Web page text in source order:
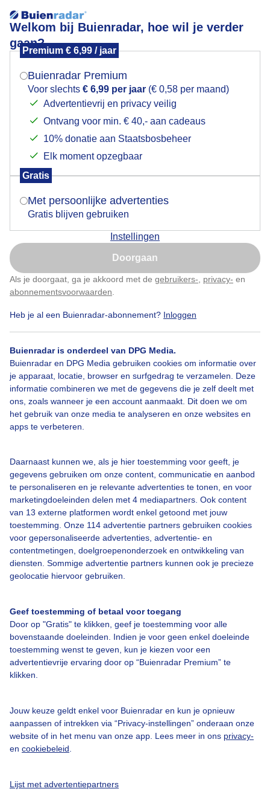
Welkom bij Buienradar, hoe wil je verder
gaan?
Premium € 6,99 / jaar
Buienradar Premium
Voor slechts € 6,99 per jaar (€ 0,58 per maand)
Advertentievrij en privacy veilig
Ontvang voor min. € 40,- aan cadeaus
10% donatie aan Staatsbosbeheer
Elk moment opzegbaar
Gratis
Met persoonlijke advertenties
Gratis blijven gebruiken
Instellingen
Doorgaan
Als je doorgaat, ga je akkoord met de gebruikers- privacy- en
abonnementsvoorwaarden
Heb je al een Buienradar-abonnement? Inloggen
Buienradar is onderdeel van DPG Media.
Buienradar en DPG Media gebruiken cookies om informatie over
je apparaat, locatie, browser en surfgedrag te verzamelen. Deze
informatie combineren we met de gegevens die je zelf deelt met
ons, zoals wanneer je een account aanmaakt. Dit doen we om
het gebruik van onze media te analyseren en onze websites en
apps te verbeteren.
Daarnaast kunnen we, als je hier toestemming voor geeft, je
gegevens gebruiken om onze content, communicatie en aanbod
te personaliseren en je relevante advertenties te tonen, en voor
marketingdoeleinden delen met 4 mediapartners. Ook content
van 13 externe platformen wordt enkel getoond met jouw
toestemming. Onze 114 advertentie partners gebruiken cookies
voor gepersonaliseerde advertenties, advertentie- en
contentmetingen, doelgroepenonderzoek en ontwikkeling van
diensten. Sommige advertentie partners kunnen ook je precieze
geolocatie hiervoor gebruiken.
Geef toestemming of betaal voor toegang
Door op "Gratis" te klikken, geef je toestemming voor alle
bovenstaande doeleinden. Indien je voor geen enkel doeleinde
toestemming wenst te geven, kun je kiezen voor een
advertentievrije ervaring door op “Buienradar Premium” te
klikken.
Jouw keuze geldt enkel voor Buienradar en kun je opnieuw
aanpassen of intrekken via “Privacy-instellingen” onderaan onze
website of in het menu van onze app. Lees meer in ons privacy-
en cookiebeleid
Lijst met advertentiepartners
aan zee,is het windje soms best wat fris..maar..
..uit de wind..op de dijk zitten aan zee..is heerlijk..veel
zon..soms wat bewolking
Door: Nel van Es Gemaakt: 15-06-2025, 38x bekeken
Uitdewind Mooiweer Dijk
Bekijk slideshow
Een moment geduld aub...
Bedrijfsgegevens
Veelgestelde vragen
Contact
Gebruikersvoorwaarden
Adverteren
Mogen we je locatie gebruiken voor het
Indien je hier nog geen akkoord op hebt gegeven,
verschijnt er zo een pop-up uit je browser waarin
Is goed, toon de popup
Nu niet, misschien later
Klik hierom dit aan te passen